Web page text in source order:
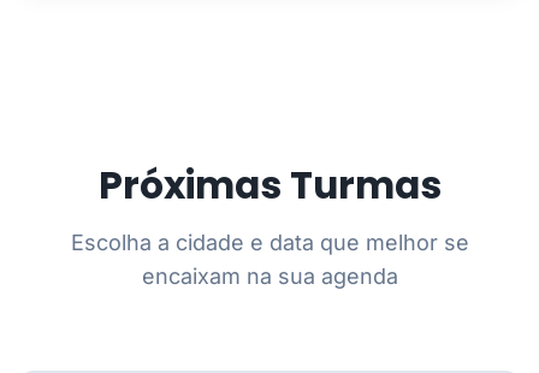
Próximas Turmas
Escolha a cidade e data que melhor se
encaixam na sua agenda